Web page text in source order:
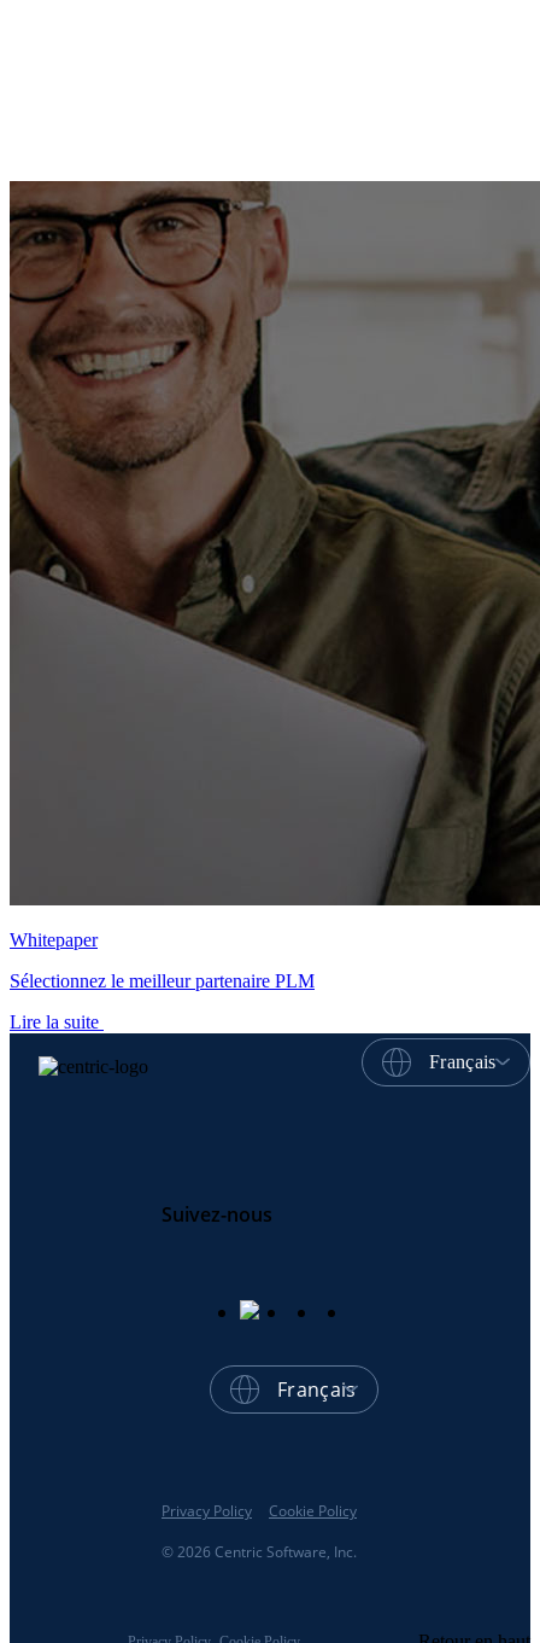
Whitepaper
Sélectionnez le meilleur partenaire PLM
Lire la suite
Français
Suivez-nous
Français
© 2026 Centric Software, Inc.
Privacy Policy Cookie Policy